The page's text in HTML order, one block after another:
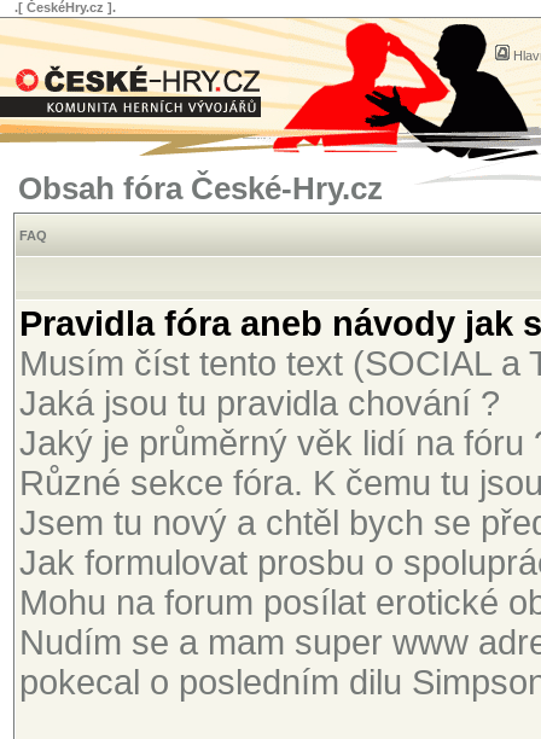
.[ ČeskéHry.cz ].
Obsah fóra České-Hry.cz
FAQ
Pravidla fóra aneb návody jak
Musím číst tento text (SOCIAL a
Jaká jsou tu pravidla chování ?
Jaký je průměrný věk lidí na fóru
Různé sekce fóra. K čemu tu
Jsem tu nový a chtěl bych se
Jak formulovat prosbu o
Mohu na forum posílat erotické
Nudím se a mam super www
pokecal o posledním dilu